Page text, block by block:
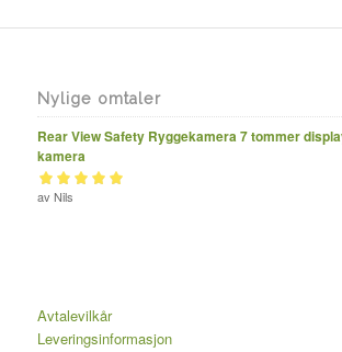
Nylige omtaler
Rear View Safety Ryggekamera 7 tommer
kamera
Vurdert
av Nils
Avtalevilkår
Leveringsinformasjon